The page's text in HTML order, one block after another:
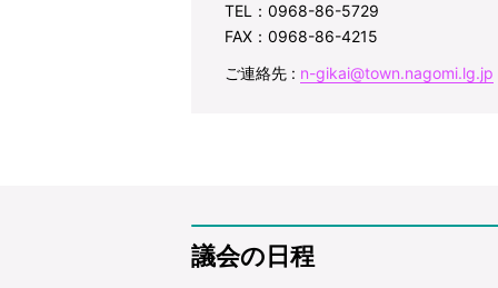
TEL：0968-86-5729
FAX：0968-86-4215
ご連絡先 : n-gikai@town.nagomi.lg.jp
議会の日程